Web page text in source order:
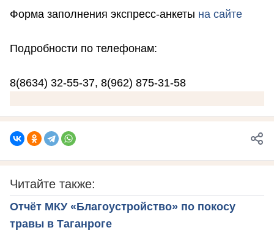
Форма заполнения экспресс-анкеты на сайте
Подробности по телефонам:
8(8634) 32-55-37, 8(962) 875-31-58
Читайте также:
Отчёт МКУ «Благоустройство» по покосу
травы в Таганроге